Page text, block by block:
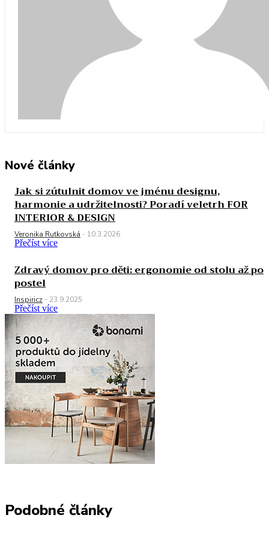
Nové články
Jak si zútulnit domov ve jménu designu,
harmonie a udržitelnosti? Poradí veletrh FOR
INTERIOR & DESIGN
Veronika Rutkovská - 10.3.2026
Přečíst více
Zdravý domov pro děti: ergonomie od stolu až po
postel
Inspiricz - 23.9.2025
Přečíst více
Podobné články